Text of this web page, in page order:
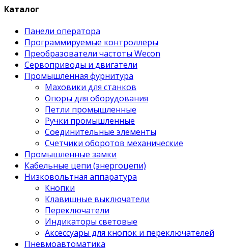
Каталог
Панели оператора
Программируемые контроллеры
Преобразователи частоты Wecon
Сервоприводы и двигатели
Промышленная фурнитура
Маховики для станков
Опоры для оборудования
Петли промышленные
Ручки промышленные
Соединительные элементы
Счетчики оборотов механические
Промышленные замки
Кабельные цепи (энергоцепи)
Низковольтная аппаратура
Кнопки
Клавишные выключатели
Переключатели
Индикаторы световые
Аксессуары для кнопок и переключателей
Пневмоавтоматика